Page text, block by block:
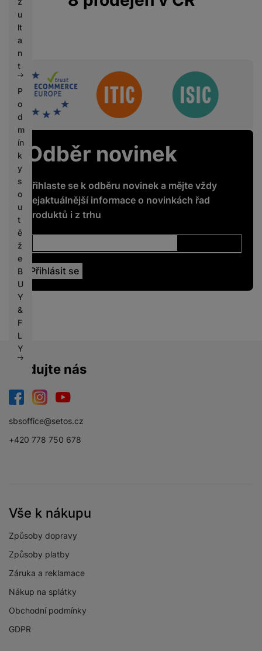
u
lt
a
n
t
P
o
d
m
ín
k
y
s
o
u
t
ě
ž
e
B
U
Y
&
F
L
Y
Sdružení
Odběr novinek
Přihlaste se k odběru novinek a mějte vždy
nejaktuálnější informace o novinkách řad
produktů i z trhu
Sledujte nás
sbsoffice@setos.cz
+420 778 750 678
Vše k nákupu
Způsoby dopravy
Způsoby platby
Záruka a reklamace
Nákup na splátky
Obchodní podmínky
GDPR